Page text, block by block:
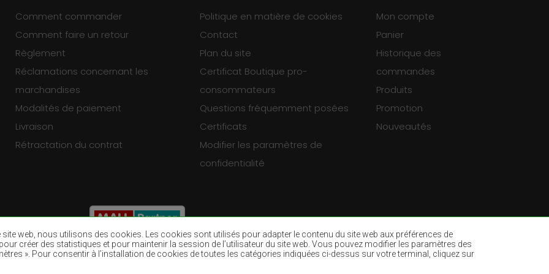
web, nous utilisons des cookies. Les cookies sont utilisés pour adapter le contenu du site web aux préférences de
créer des statistiques et pour maintenir la session de l’utilisateur du site web. Vous pouvez modifier les paramètres des
». Pour consentir à l’installation de cookies de toutes les catégories indiquées ci-dessus sur votre terminal, cliquez sur
Comment commander
Comment faire un retour
Règlement
Réclamations concernant les
marchandises
Modalités de paiement
Livraison
Rétractation du contrat
Politique en matière de cookies
Contact
Plan du site
Certificat Boutique pro-
consommateurs
Questions fréquemment posées
Certificats
Modifier les paramètres de
confidentialité
Mon compte
Panier
Historique des
commandes
Produits
Promotion
Nouveautés